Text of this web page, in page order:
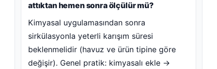
attıktan hemen sonra ölçülür mü?
Kimyasal uygulamasından sonra
sirkülasyonla yeterli karışım süresi
beklenmelidir (havuz ve ürün tipine göre
değişir). Genel pratik: kimyasalı ekle →